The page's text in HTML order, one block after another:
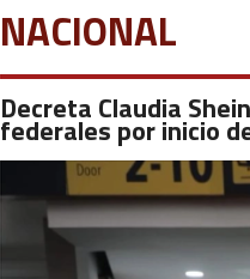
NACIONAL
Decreta Claudia
federales por inicio